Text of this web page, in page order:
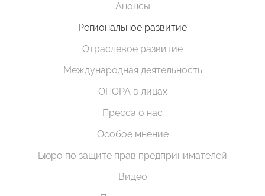
Анонсы
Региональное развитие
Отраслевое развитие
Международная деятельность
ОПОРА в лицах
Пресса о нас
Особое мнение
Бюро по защите прав предпринимателей
Видео